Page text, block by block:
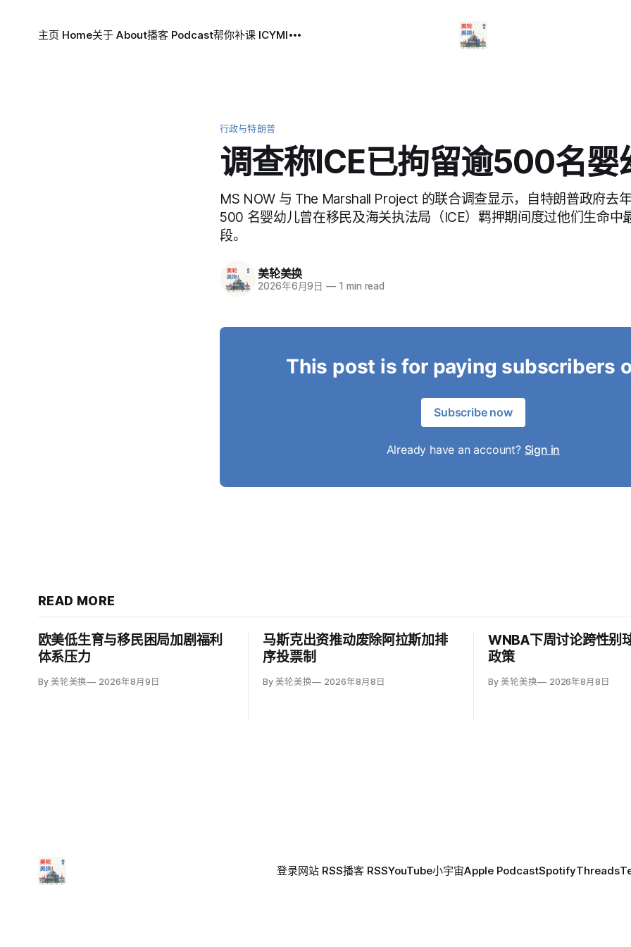
主页 Home关于 About播客 Podcast帮你补课 ICYMI
行政与特朗普
调查称ICE已拘留逾500名婴
MS NOW 与 The Marshall Project 的联合调查显示，自特朗普政府去
500 名婴幼儿曾在移民及海关执法局（ICE）羁押期间度过他们生命中
段。
美轮美换
2026年6月9日 — 1 min read
This post is for paying subscribers
Subscribe now
Already have an account? Sign in
READ MORE
欧美低生育与移民困局加剧福利
体系压力
By 美轮美换 2026年8月9日
马斯克出资推动废除阿拉斯加排
序投票制
By 美轮美换 2026年8月8日
WNBA下周讨论跨性别
政策
By 美轮美换 2026年8月8日
登录网站 RSS播客 RSSYouTube小宇宙Apple PodcastSpotifyThreads